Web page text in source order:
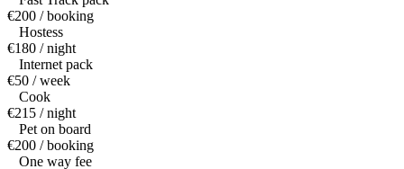
€200 / booking
Hostess
€180 / night
Internet pack
€50 / week
Cook
€215 / night
Pet on board
€200 / booking
One way fee